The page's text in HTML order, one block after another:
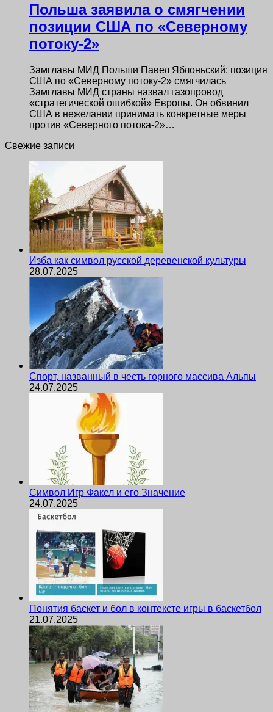
Польша заявила о смягчении
позиции США по «Северному
потоку-2»
Замглавы МИД Польши Павел Яблоньский: позиция
США по «Северному потоку-2» смягчилась
Замглавы МИД страны назвал газопровод
«стратегической ошибкой» Европы. Он обвинил
США в нежелании принимать конкретные меры
против «Северного потока-2»…
Свежие записи
Изба как символ русской деревенской культуры
28.07.2025
Спорт, названный в честь горного массива Альпы
24.07.2025
Символ Игр Факел и его Значение
24.07.2025
Понятия баскет и бол в контексте игры в баскетбол
21.07.2025